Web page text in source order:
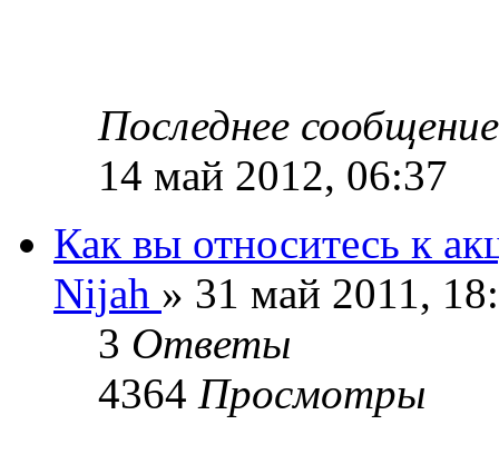
Последнее
14 май 2012, 06:37
Как вы относитесь к
Nijah » 31 май 2011,
3 Ответы
4364 Просмотры